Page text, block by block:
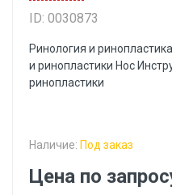
ID: 0030873
Ринология и
и ринопластики Hoc
ринопластики
Наличие: Под заказ
Цена по